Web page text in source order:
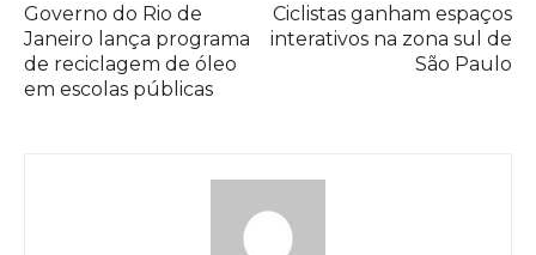
Governo do Rio de
Janeiro lança programa
de reciclagem de óleo
em escolas públicas
Ciclistas ganham espaços
interativos na zona sul de
São Paulo